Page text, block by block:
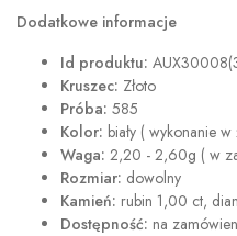
Dodatkowe informacje
Id produktu:
Kruszec: Złoto
Próba: 585
Kolor: biały ( wykonanie w
Waga: 2,20 - 2,60g ( w
Rozmiar: dowolny
Kamień: rubin 1,00 ct,
Dostępność: na